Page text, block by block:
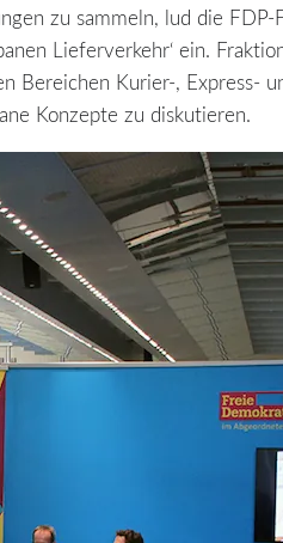
zu sammeln, lud die
Lieferverkehr‘ ein.
Bereichen Kurier-, Express-
Konzepte zu diskutieren.